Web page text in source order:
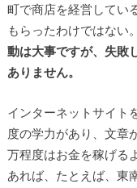
町で商店を経営してい
もらったわけではない
動は大事ですが、失敗
ありません。
インターネットサイト
度の学力があり、文章
万程度はお金を稼げる
あれば、たとえば、東